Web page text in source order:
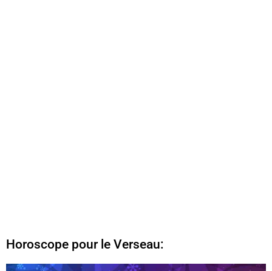
Horoscope pour le Verseau: